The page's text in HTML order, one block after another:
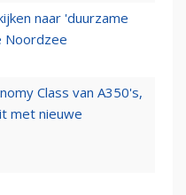
naar 'duurzame
Noordzee
Class van A350's,
met nieuwe